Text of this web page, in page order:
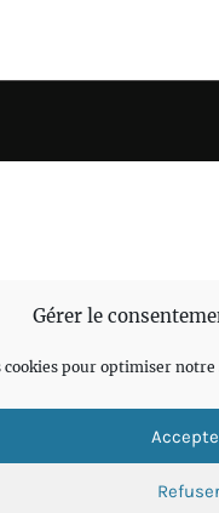
Gérer le
cookies pour optimiser
Refuser